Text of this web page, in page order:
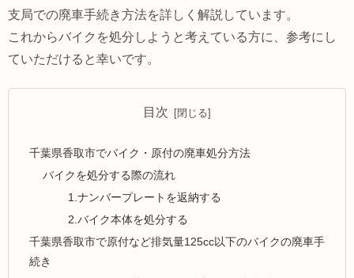
支局での廃車手続き方法を詳しく解説しています。
これからバイクを処分しようと考えている方に、参考にし
ていただけると幸いです。
目次
千葉県香取市でバイク・原付の廃車処分方法
バイクを処分する際の流れ
1.ナンバープレートを返納する
2.バイク本体を処分する
千葉県香取市で原付など排気量125cc以下のバイクの廃車手
続き